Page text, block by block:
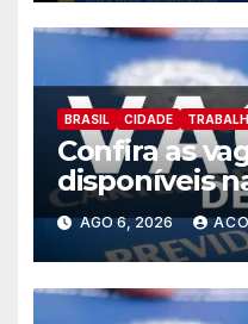
BRASIL CIDADE
Confira as
disponíveis
Trabalhador
AGO 6, 2026